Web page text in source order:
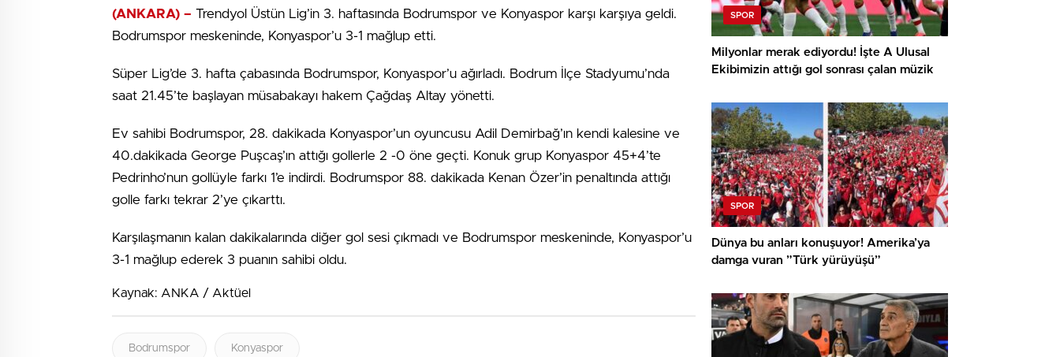
(ANKARA) – Trendyol Üstün Lig’in 3. haftasında Bodrumspor ve Konyaspor karşı karşıya geldi.
Bodrumspor meskeninde, Konyaspor’u 3-1 mağlup etti.
Süper Lig’de 3. hafta çabasında Bodrumspor, Konyaspor’u ağırladı. Bodrum İlçe Stadyumu’nda
saat 21.45’te başlayan müsabakayı hakem Çağdaş Altay yönetti.
Ev sahibi Bodrumspor, 28. dakikada Konyaspor’un oyuncusu Adil Demirbağ’ın kendi kalesine ve
40.dakikada George Puşcaş’ın attığı gollerle 2 -0 öne geçti. Konuk grup Konyaspor 45+4’te
Pedrinho’nun gollüyle farkı 1’e indirdi. Bodrumspor 88. dakikada Kenan Özer’in penaltında attığı
golle farkı tekrar 2’ye çıkarttı.
Karşılaşmanın kalan dakikalarında diğer gol sesi çıkmadı ve Bodrumspor meskeninde, Konyaspor’u
3-1 mağlup ederek 3 puanın sahibi oldu.
Kaynak: ANKA / Aktüel
Bodrumspor Konyaspor
SPOR
Milyonlar merak ediyordu! İşte A Ulusal
Ekibimizin attığı gol sonrası çalan müzik
SPOR
Dünya bu anları konuşuyor! Amerika’ya
damga vuran ”Türk yürüyüşü”